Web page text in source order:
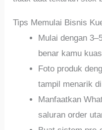
Tips Memulai Bisnis
Mulai dengan
benar kamu
Foto produk
tampil menarik
Manfaatkan
saluran order